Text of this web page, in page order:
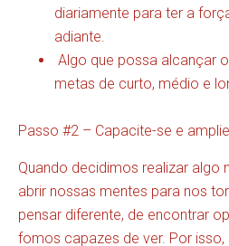
diariamente para ter a
adiante.
Algo que possa alcançar
metas de curto, médio e
Passo #2 – Capacite-se e
Quando decidimos realizar algo
abrir nossas mentes para nos
pensar diferente, de encontrar
fomos capazes de ver. Por